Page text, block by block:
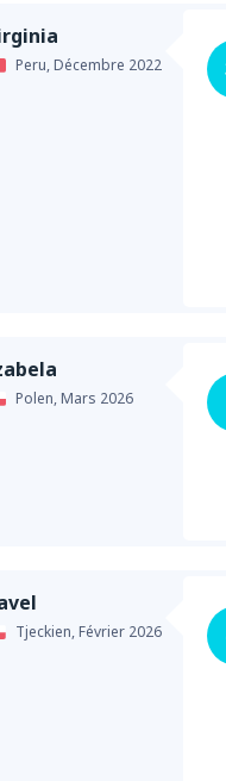
Peru,Décembre 2022
Polen,Mars 2026
Tjeckien,Février 2026